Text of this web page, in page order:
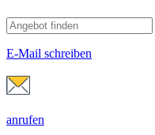
E-Mail schreiben
anrufen